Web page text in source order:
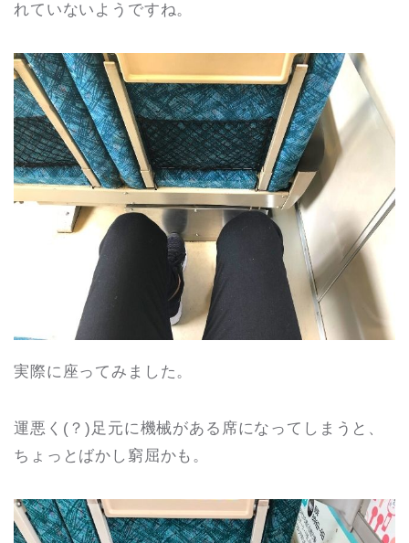
れていないようですね。
実際に座ってみました。
運悪く(？)足元に機械がある席になってしまうと、
ちょっとばかし窮屈かも。